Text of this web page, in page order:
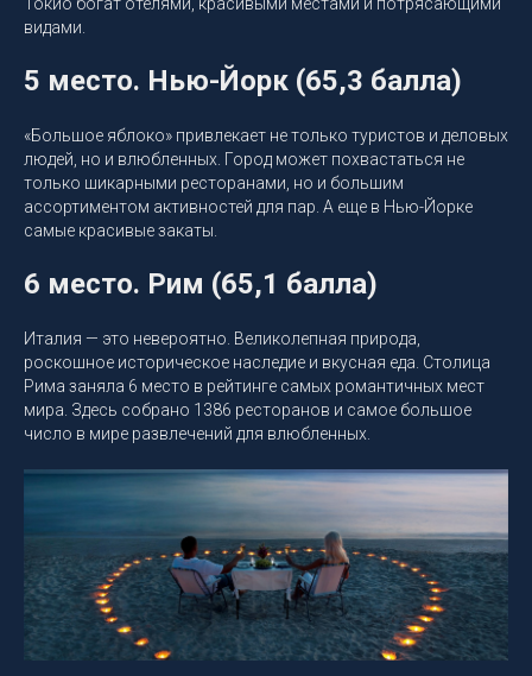
видами.
5 место. Нью-Йорк (65,3 балла)
«Большое яблоко» привлекает не только туристов и деловых
людей, но и влюбленных. Город может похвастаться не
только шикарными ресторанами, но и большим
ассортиментом активностей для пар. А еще в Нью-Йорке
самые красивые закаты.
6 место. Рим (65,1 балла)
Италия — это невероятно. Великолепная природа,
роскошное историческое наследие и вкусная еда. Столица
Рима заняла 6 место в рейтинге самых романтичных мест
мира. Здесь собрано 1386 ресторанов и самое большое
число в мире развлечений для влюбленных.